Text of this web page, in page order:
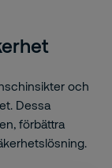
och
Dessa
förbättra